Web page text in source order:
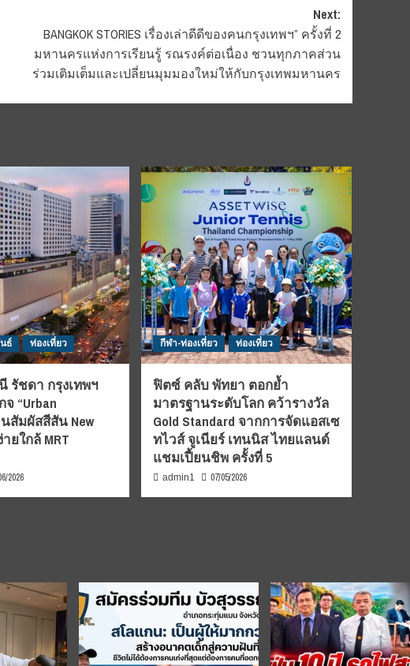
Next:
BANGKOK STORIES เรื่องเล่าดีดีของคนกรุงเทพฯ” ครั้งที่ 2
มหานครแห่งการเรียนรู้ รณรงค์ต่อเนื่อง ชวนทุกภาคส่วน
ร่วมเติมเต็มและเปลี่ยนมุมมองใหม่ให้กับกรุงเทพมหานคร
ธ์ ท่องเที่ยว
รัชดา กรุงเทพฯ
“Urban
สัมผัสสีสัน New
ยใกล้ MRT
2026
กีฬา-ท่องเที่ยว ท่องเที่ยว
ฟิตซ์ คลับ พัทยา ตอกย้ำ
มาตรฐานระดับโลก คว้ารางวัล
Gold Standard จากการจัดแอสเซ
ทไวส์ จูเนียร์ เทนนิส ไทยแลนด์
แชมเปี้ยนชิพ ครั้งที่ 5
admin1 07/05/2026